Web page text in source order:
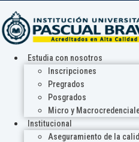
Estudia con nosotros
Inscripciones
Pregrados
Posgrados
Micro y
Institucional
Aseguramiento de la